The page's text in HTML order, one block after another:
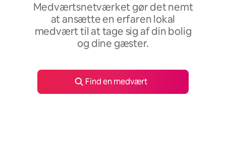
Medværtsnetværket gør det nemt
at ansætte en erfaren lokal
medvært til at tage sig af din bolig
og dine gæster.
Find en medvært